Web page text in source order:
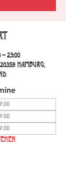
– 23:00
Hamburg,